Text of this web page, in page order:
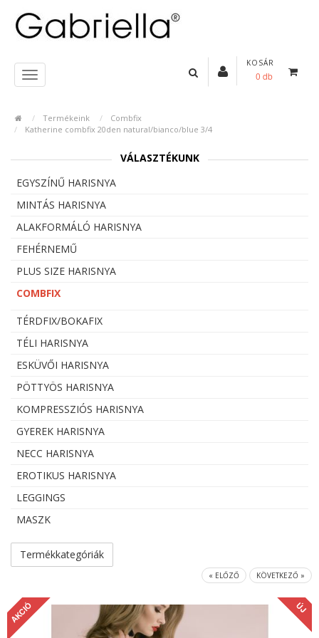
KOSÁR
0 db
Termékeink
Combfix
Katherine combfix 20den natural/bianco/blue 3/4
VÁLASZTÉKUNK
EGYSZÍNŰ HARISNYA
MINTÁS HARISNYA
ALAKFORMÁLÓ HARISNYA
FEHÉRNEMŰ
PLUS SIZE HARISNYA
COMBFIX
TÉRDFIX/BOKAFIX
TÉLI HARISNYA
ESKÜVŐI HARISNYA
PÖTTYÖS HARISNYA
KOMPRESSZIÓS HARISNYA
GYEREK HARISNYA
NECC HARISNYA
EROTIKUS HARISNYA
LEGGINGS
MASZK
Termékkategóriák
« ELŐZŐ KÖVETKEZŐ »
AKCIÓ ÚJ